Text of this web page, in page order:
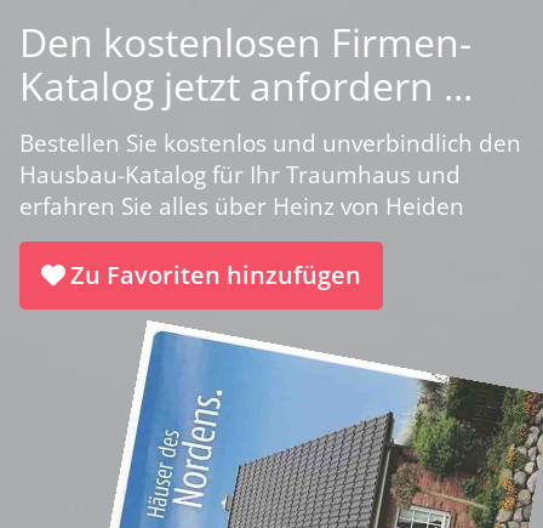
Den kostenlosen Firmen-
Katalog jetzt anfordern ...
Bestellen Sie kostenlos und unverbindlich den
Hausbau-Katalog für Ihr Traumhaus und
erfahren Sie alles über Heinz von Heiden
Zu Favoriten hinzufügen